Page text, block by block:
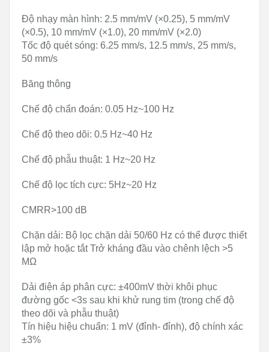
Độ nhạy màn hình: 2.5 mm/mV (×0.25), 5 mm/mV
(×0.5), 10 mm/mV (×1.0), 20 mm/mV (×2.0)
Tốc độ quét sóng: 6.25 mm/s, 12.5 mm/s, 25 mm/s,
50 mm/s
Băng thông
Chế độ chẩn đoán: 0.05 Hz~100 Hz
Chế độ theo dõi: 0.5 Hz~40 Hz
Chế độ phẫu thuật: 1 Hz~20 Hz
Chế độ lọc tích cực: 5Hz~20 Hz
CMRR>100 dB
Chặn dải: Bộ lọc chặn dải 50/60 Hz có thể được thiết
lập mở hoặc tắt Trở kháng đầu vào chênh lệch >5
MΩ
Dải điện áp phân cực: ±400mV thời khôi phục
đường gốc <3s sau khi khử rung tim (trong chế độ
theo dõi và phẫu thuật)
Tín hiệu hiệu chuẩn: 1 mV (đỉnh- đỉnh), độ chính xác
±3%